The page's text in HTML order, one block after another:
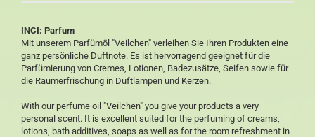
INCI: Parfum
Mit unserem Parfümöl "Veilchen" verleihen Sie Ihren Produkten eine
ganz persönliche Duftnote. Es ist hervorragend geeignet für die
Parfümierung von Cremes, Lotionen, Badezusätze, Seifen sowie für
die Raumerfrischung in Duftlampen und Kerzen.
With our perfume oil "Veilchen" you give your products a very
personal scent. It is excellent suited for the perfuming of creams,
lotions, bath additives, soaps as well as for the room refreshment in